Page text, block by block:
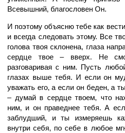
Всевышний, благословен Он.
И поэтому объясню тебе как
и всегда следовать этому. Все
голова твоя склонена, глаза
сердце твое – вверх. Не
разговаривая с ним. Пусть
глазах выше тебя. И если он
уважать его, а если он беден, а
– думай в сердце твоем, что
ним, и он праведнее тебя. А
заблудший, и ты измеряешь
внутри себя, по себе в любое